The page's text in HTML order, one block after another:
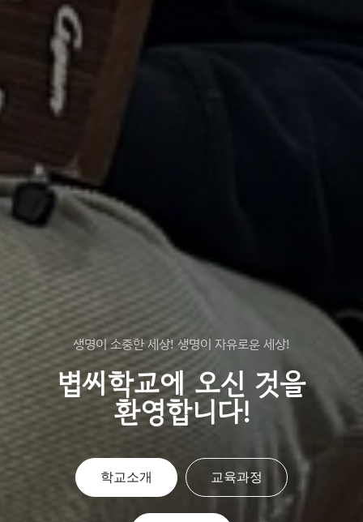
생명이 소중한 세상! 생명이 자유로운 세상!
볍씨학교에 오신 것을
환영합니다!
학교소개 교육과정